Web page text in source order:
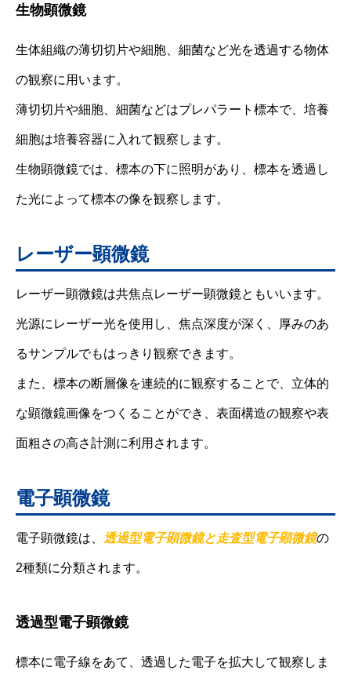
生物顕微鏡
生体組織の薄切切片や細胞、細菌など光を透過する物体
の観察に用います。
薄切切片や細胞、細菌などはプレパラート標本で、培養
細胞は培養容器に入れて観察します。
生物顕微鏡では、標本の下に照明があり、標本を透過し
た光によって標本の像を観察します。
レーザー顕微鏡
レーザー顕微鏡は共焦点レーザー顕微鏡ともいいます。
光源にレーザー光を使用し、焦点深度が深く、厚みのあ
るサンプルでもはっきり観察できます。
また、標本の断層像を連続的に観察することで、立体的
な顕微鏡画像をつくることができ、表面構造の観察や表
面粗さの高さ計測に利用されます。
電子顕微鏡
電子顕微鏡は、 透過型電子顕微鏡と走査型電子顕微鏡の
2種類に分類されます。
透過型電子顕微鏡
標本に電子線をあて、透過した電子を拡大して観察しま